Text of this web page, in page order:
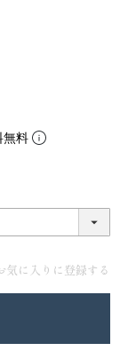
無料
気に入りに登録する